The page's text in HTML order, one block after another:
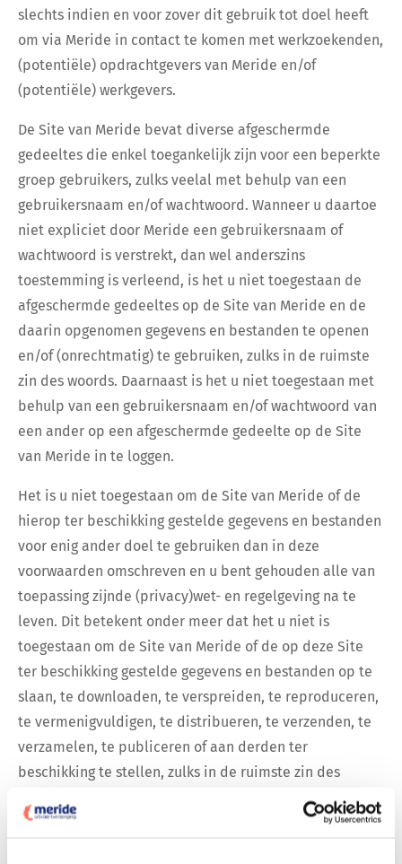
slechts indien en voor zover dit gebruik tot doel heeft
om via Meride in contact te komen met werkzoekenden,
(potentiële) opdrachtgevers van Meride en/of
(potentiële) werkgevers.
De Site van Meride bevat diverse afgeschermde
gedeeltes die enkel toegankelijk zijn voor een beperkte
groep gebruikers, zulks veelal met behulp van een
gebruikersnaam en/of wachtwoord. Wanneer u daartoe
niet expliciet door Meride een gebruikersnaam of
wachtwoord is verstrekt, dan wel anderszins
toestemming is verleend, is het u niet toegestaan de
afgeschermde gedeeltes op de Site van Meride en de
daarin opgenomen gegevens en bestanden te openen
en/of (onrechtmatig) te gebruiken, zulks in de ruimste
zin des woords. Daarnaast is het u niet toegestaan met
behulp van een gebruikersnaam en/of wachtwoord van
een ander op een afgeschermde gedeelte op de Site
van Meride in te loggen.
Het is u niet toegestaan om de Site van Meride of de
hierop ter beschikking gestelde gegevens en bestanden
voor enig ander doel te gebruiken dan in deze
voorwaarden omschreven en u bent gehouden alle van
toepassing zijnde (privacy)wet- en regelgeving na te
leven. Dit betekent onder meer dat het u niet is
toegestaan om de Site van Meride of de op deze Site
ter beschikking gestelde gegevens en bestanden op te
slaan, te downloaden, te verspreiden, te reproduceren,
te vermenigvuldigen, te distribueren, te verzenden, te
verzamelen, te publiceren of aan derden ter
beschikking te stellen, zulks in de ruimste zin des
woords. Daarnaast is het u niet toegestaan de inhoud
van de Site op enigerlei wijze te wijzigen, dan wel om